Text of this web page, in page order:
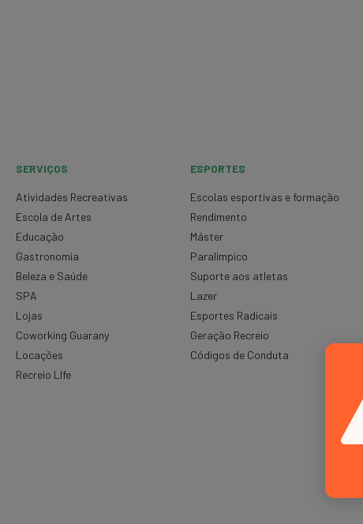
SERVIÇOS
Atividades Recreativas
Escola de Artes
Educação
Gastronomia
Beleza e Saúde
SPA
Lojas
Coworking Guarany
Locações
Recreio LIfe
ESPORTES
Escolas esportivas e formação
Rendimento
Máster
Paralímpico
Suporte aos atletas
Lazer
Esportes Radicais
Geração Recreio
Códigos de Conduta